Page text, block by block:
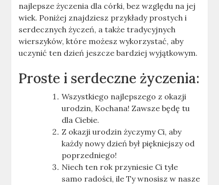
najlepsze życzenia dla córki, bez względu na jej
wiek. Poniżej znajdziesz przykłady prostych i
serdecznych życzeń, a także tradycyjnych
wierszyków, które możesz wykorzystać, aby
uczynić ten dzień jeszcze bardziej wyjątkowym.
Proste i serdeczne życzenia:
Wszystkiego najlepszego z okazji
urodzin, Kochana! Zawsze będę tu
dla Ciebie.
Z okazji urodzin życzymy Ci, aby
każdy nowy dzień był piękniejszy od
poprzedniego!
Niech ten rok przyniesie Ci tyle
samo radości, ile Ty wnosisz w nasze